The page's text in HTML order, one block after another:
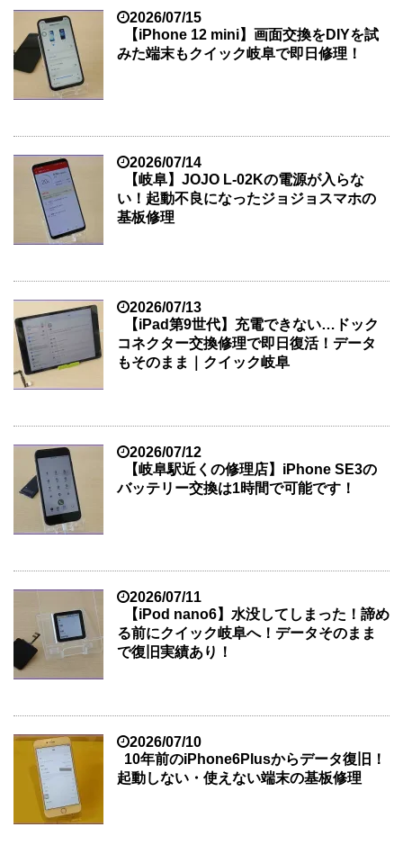
2026/07/15
【iPhone 12 mini】画面交換をDIYを試
みた端末もクイック岐阜で即日修理！
2026/07/14
【岐阜】JOJO L-02Kの電源が入らな
い！起動不良になったジョジョスマホの
基板修理
2026/07/13
【iPad第9世代】充電できない…ドック
コネクター交換修理で即日復活！データ
もそのまま｜クイック岐阜
2026/07/12
【岐阜駅近くの修理店】iPhone SE3の
バッテリー交換は1時間で可能です！
2026/07/11
【iPod nano6】水没してしまった！諦め
る前にクイック岐阜へ！データそのまま
で復旧実績あり！
2026/07/10
10年前のiPhone6Plusからデータ復旧！
起動しない・使えない端末の基板修理